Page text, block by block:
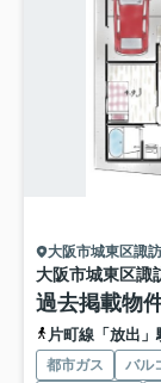
大阪市城東区諏訪
大阪市城東区
過去掲載物
片町線「放出」
都市ガス バル